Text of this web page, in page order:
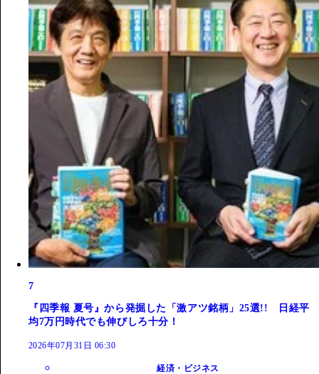
7
『四季報 夏号』から発掘した「激アツ銘柄」25選!! 日経平
均7万円時代でも伸びしろ十分！
2026年07月31日 06:30
経済・ビジネス